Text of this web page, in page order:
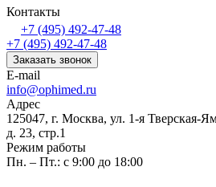
Контакты
+7 (495) 492-47-48
+7 (495) 492-47-48
Заказать звонок
E-mail
info@ophimed.ru
Адрес
125047, г. Москва, ул. 1-я Тверская-
д. 23, стр.1
Режим работы
Пн. – Пт.: с 9:00 до 18:00